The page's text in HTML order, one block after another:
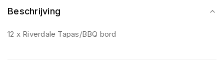
Beschrijving
12 x Riverdale Tapas/BBQ bord